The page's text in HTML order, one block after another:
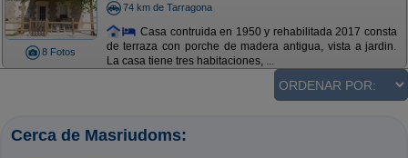
8 Fotos
74 km de Tarragona
Casa contruida en 1950 y rehabilitada 2017 consta
de terraza con porche de madera antigua, vista a jardin.
La casa tiene tres habitaciones, ...
Cerca de Masriudoms: